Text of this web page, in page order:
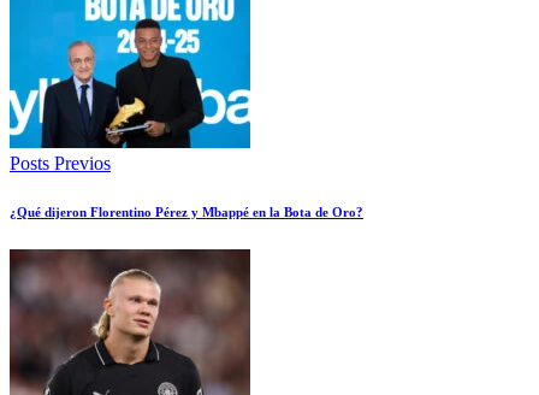
Posts Previos
¿Qué dijeron Florentino Pérez y Mbappé en la Bota de Oro?